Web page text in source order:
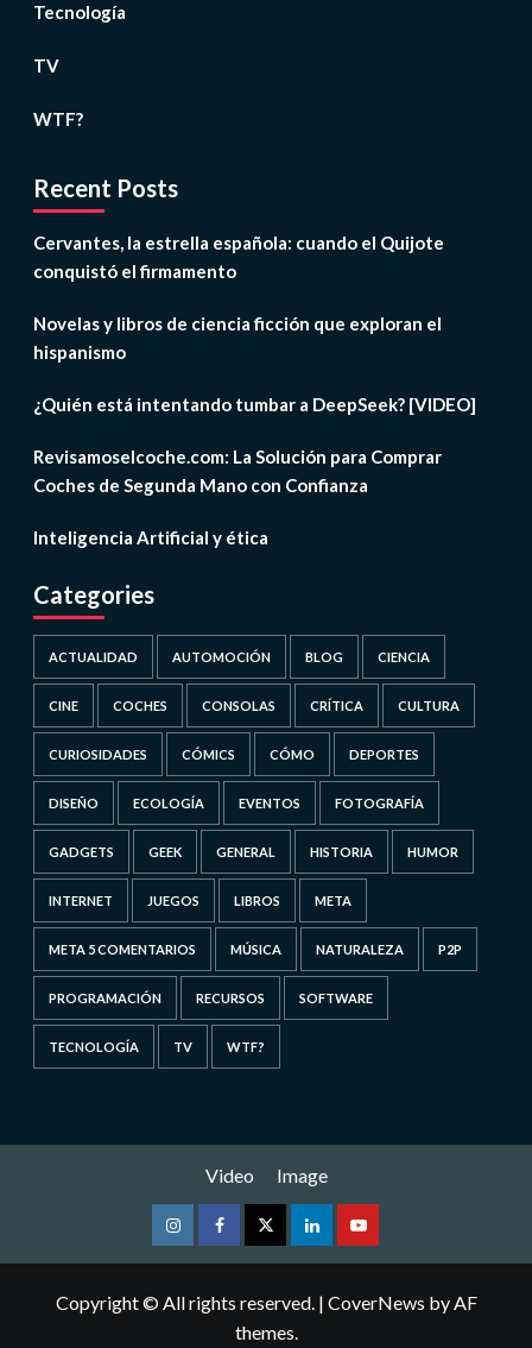
Tecnología
TV
WTF?
Recent Posts
Cervantes, la estrella española: cuando el Quijote
conquistó el firmamento
Novelas y libros de ciencia ficción que exploran el
hispanismo
¿Quién está intentando tumbar a DeepSeek? [VIDEO]
Revisamoselcoche.com: La Solución para Comprar
Coches de Segunda Mano con Confianza
Inteligencia Artificial y ética
Categories
ACTUALIDAD AUTOMOCIÓN BLOG CIENCIA
CINE COCHES CONSOLAS CRÍTICA CULTURA
CURIOSIDADES CÓMICS CÓMO DEPORTES
DISEÑO ECOLOGÍA EVENTOS FOTOGRAFÍA
GADGETS GEEK GENERAL HISTORIA HUMOR
INTERNET JUEGOS LIBROS META
META 5 COMENTARIOS MÚSICA NATURALEZA P2P
PROGRAMACIÓN RECURSOS SOFTWARE
TECNOLOGÍA TV WTF?
Video Image
InstagramFacebookTwitterLinkedinYoutube
Copyright © All rights reserved. | CoverNews by AF
themes.